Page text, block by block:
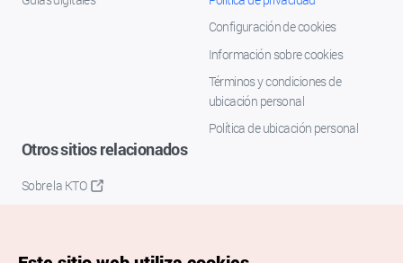
Configuración de cookies
Información sobre cookies
Términos y condiciones de
ubicación personal
Política de ubicación personal
Otros sitios relacionados
Sobre la KTO